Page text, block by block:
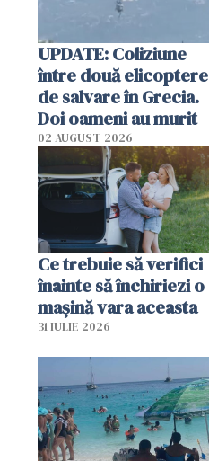
UPDATE: Coliziune
între două elicoptere
de salvare în Grecia.
Doi oameni au murit
02 AUGUST 2026
Ce trebuie să verifici
înainte să închiriezi o
mașină vara aceasta
31 IULIE 2026